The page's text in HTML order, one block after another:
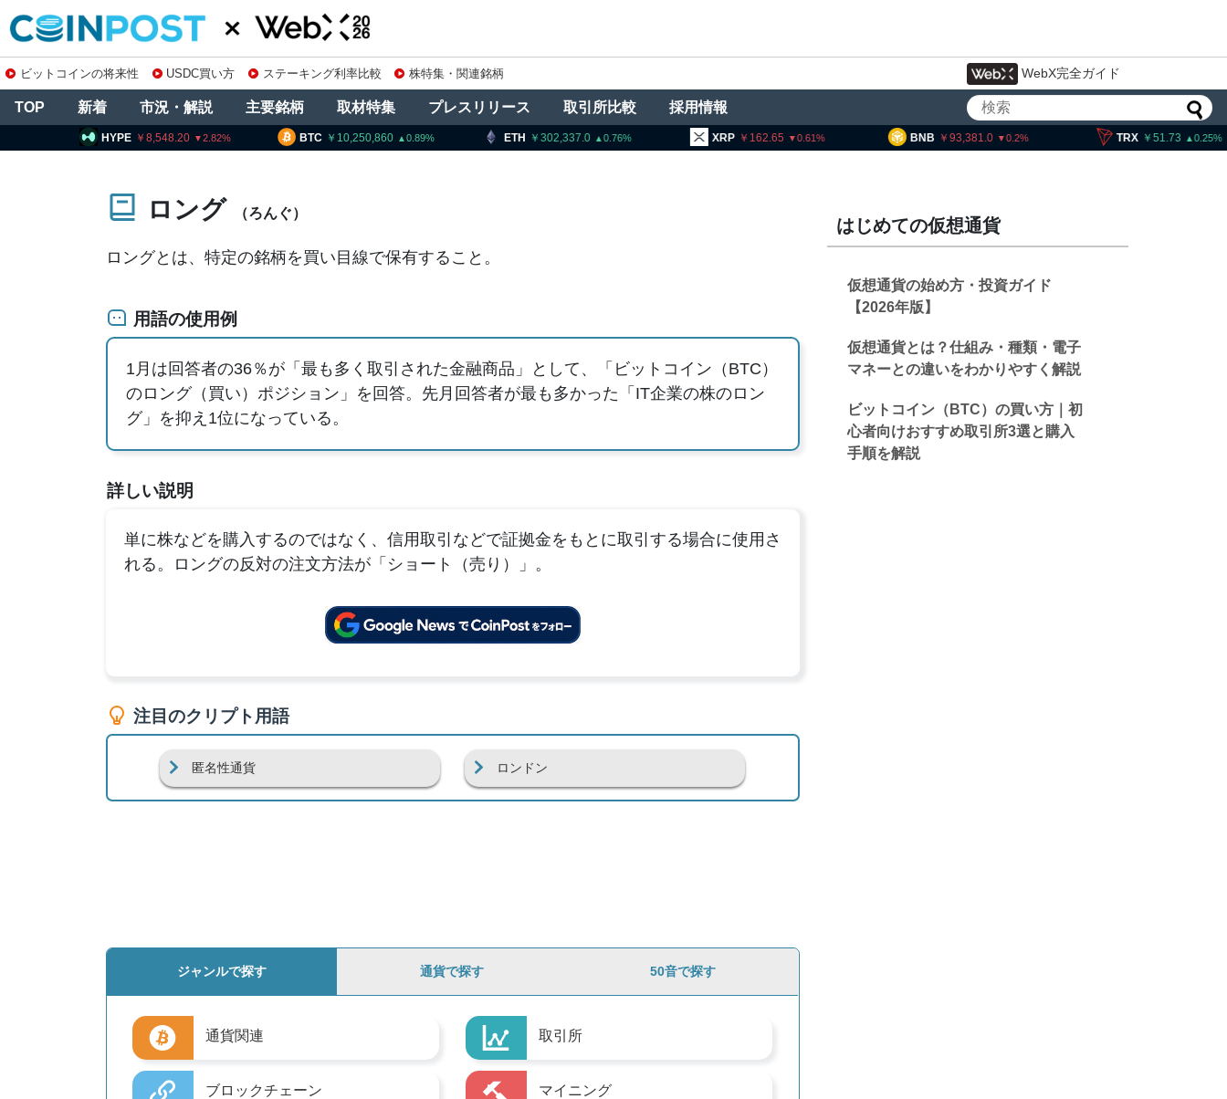
ビットコインの将来性 USDC買い方 ステーキング利率比較 株特集・関連銘柄 WebX完全ガイド
TOP 新着 市況・解説 主要銘柄 取材特集 プレスリリース 取引所比較 採用情報
10,250,860 0.89 302,337.0 0.76 162.65 0.61 93,381.0 0.2 51.73 0.25
8,548.20 2.82
ロング （ろんぐ）
ロングとは、特定の銘柄を買い目線で保有すること。
用語の使用例
1月は回答者の36％が「最も多く取引された金融商品」として、「ビットコイン（BTC）
のロング（買い）ポジション」を回答。先月回答者が最も多かった「IT企業の株のロン
グ」を抑え1位になっている。
詳しい説明
単に株などを購入するのではなく、信用取引などで証拠金をもとに取引する場合に使用さ
れる。ロングの反対の注文方法が「ショート（売り）」。
注目のクリプト用語
匿名性通貨 ロンドン
ジャンルで探す 通貨で探す 50音で探す
通貨関連
ブロックチェーン
取引所
マイニング
はじめての仮想通貨
仮想通貨の始め方・投資ガイド
【2026年版】
仮想通貨とは？仕組み・種類・電子
マネーとの違いをわかりやすく解説
ビットコイン（BTC）の買い方｜初
心者向けおすすめ取引所3選と購入
手順を解説